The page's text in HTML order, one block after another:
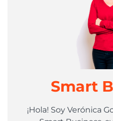
Smart
¡Hola! Soy Verónica